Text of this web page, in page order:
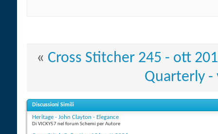
« Cross Stitcher 245 - ott
Quarterly -
Discussioni Simili
Heritage - John Clayton - Elegance
Di VICKY57 nel forum Schemi per Autore